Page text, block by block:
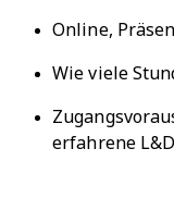
Online,
Wie viele
erfahrene